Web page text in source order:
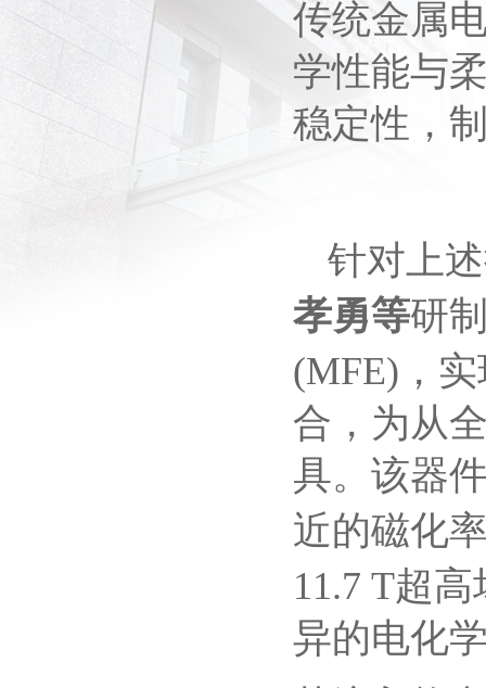
传统金属
学性能与
稳定性，
针对上
孝勇等研
(MFE) ，
合，为从
具。该器
近的磁化
11.7 T超高
异的电化